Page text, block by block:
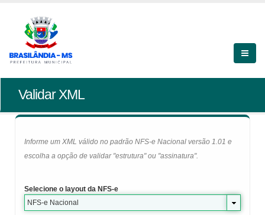
Validar XML
Informe um XML válido no padrão NFS-e Nacional versão 1.01 e
escolha a opção de validar "estrutura" ou "assinatura".
Selecione o layout da NFS-e
NFS-e Nacional